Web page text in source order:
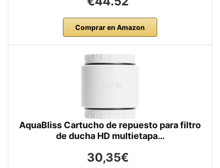
Comprar en Amazon
AquaBliss Cartucho de repuesto para filtro
de ducha HD multietapa…
30,35€